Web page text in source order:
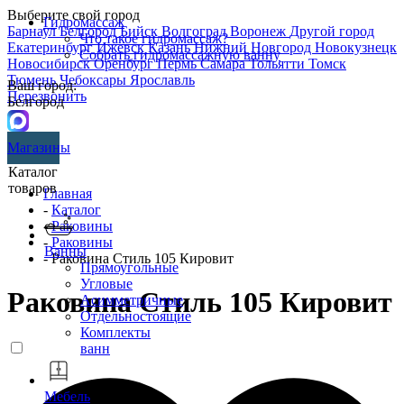
Выберите свой город
БарнаулБелгородБийск ВолгоградВоронеж Другой город
ЕкатеринбургИжевскКазаньНижний Новгород Новокузнецк
НовосибирскОренбургПермьСамараТольятти Томск
ТюменьЧебоксары Ярославль
Перезвонить
Гидромассаж
Что такое гидромассаж?
Собрать гидромассажную ванну
Ваш город:
Белгород
Магазины
Каталог
товаров
Ванны
Прямоугольные
Угловые
Асимметричные
Отдельностоящие
Комплекты
ванн
Мебель
Главная
- Каталог
-Раковины
- Раковины
- Раковина Стиль 105 Кировит
Раковина Стиль 105 Кировит